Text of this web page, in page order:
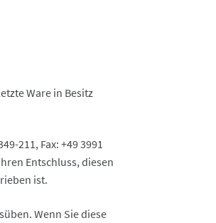
Ware in Besitz
211, Fax: +49 3991
Entschluss, diesen
ist.
Wenn Sie diese